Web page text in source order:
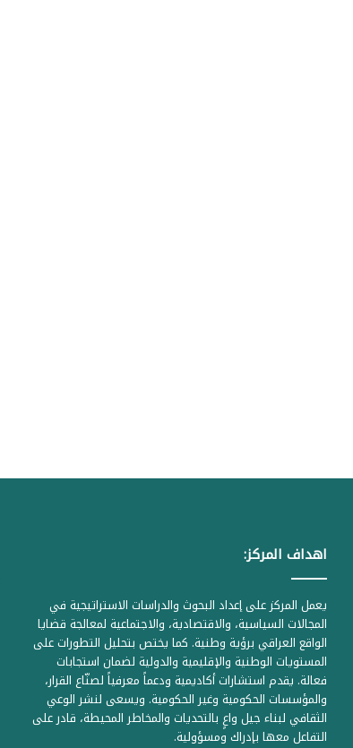
اهداف المركز:
يعمل المركز على إعداد البحوث والدراسات الاستراتيجية في
المجالات السياسية، والاقتصادية، والاجتماعية لمعالجة قضايا
الواقع العراقي برؤية وطنية. كما يختص بتحليل التطورات على
المستويات الوطنية والإقليمية والدولية لضمان استجابات
فعالة. يقدم استشارات أكاديمية ودعماً معرفياً لصنّاع القرار،
والمؤسسات الحكومية وغير الحكومية. ويسعى لنشر الوعي
الثقافي لبناء جيل واعٍ بالتحديات والمخاطر المحيطة، قادر على
التفاعل معها بإدراك ومسؤولية.